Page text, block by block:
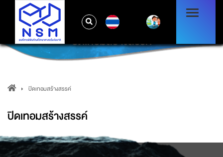
ปิดเทอมสร้างสรรค์
ปิดเทอมสร้างสรรค์
ปิดเทอมสร้างสรรค์